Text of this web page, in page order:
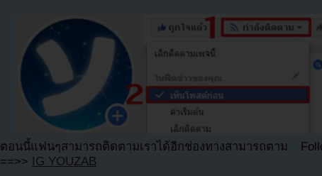
ตอนนี้แฟนๆสามารถติดตามเราได้อีกช่องทางสามารถตาม
==>>
IG YOUZAB